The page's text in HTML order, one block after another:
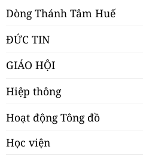
Dòng Thánh Tâm Huế
ĐỨC TIN
GIÁO HỘI
Hiệp thông
Hoạt động Tông đồ
Học viện